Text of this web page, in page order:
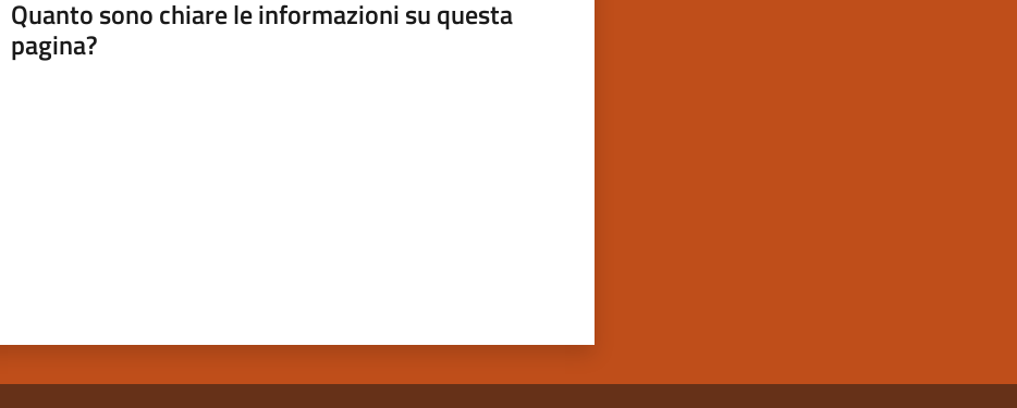
Quanto sono chiare le informazioni su questa
pagina?